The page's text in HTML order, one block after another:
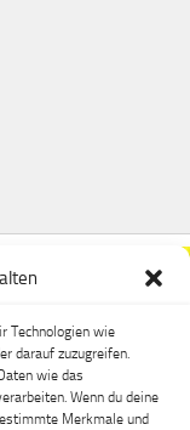
Technologien wie
darauf zuzugreifen.
wie das
Wenn du deine
Merkmale und